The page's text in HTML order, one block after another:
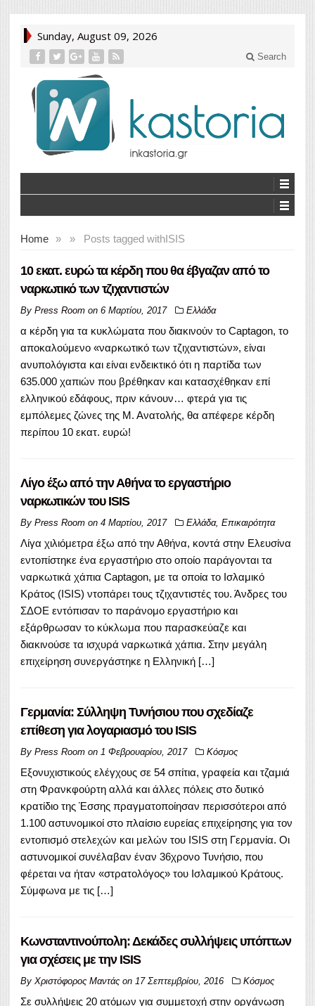
Sunday, August 09, 2026
Search
Home » Posts tagged with
» ISIS
10 εκατ. ευρώ τα κέρδη που θα έβγαζαν από το
ναρκωτικό των τζιχαντιστών
By Press Room on 6 Μαρτίου, 2017 Ελλάδα
α κέρδη για τα κυκλώματα που διακινούν το Captagon, το
αποκαλούμενο «ναρκωτικό των τζιχαντιστών», είναι
ανυπολόγιστα και είναι ενδεικτικό ότι η παρτίδα των
635.000 χαπιών που βρέθηκαν και κατασχέθηκαν επί
ελληνικού εδάφους, πριν κάνουν… φτερά για τις
εμπόλεμες ζώνες της Μ. Ανατολής, θα απέφερε κέρδη
περίπου 10 εκατ. ευρώ!
Λίγο έξω από την Αθήνα το εργαστήριο
ναρκωτικών του ISIS
By Press Room on 4 Μαρτίου, 2017 Ελλάδα, Επικαιρότητα
Λίγα χιλιόμετρα έξω από την Αθήνα, κοντά στην Ελευσίνα
εντοπίστηκε ένα εργαστήριο στο οποίο παράγονται τα
ναρκωτικά χάπια Captagon, με τα οποία το Ισλαμικό
Κράτος (ISIS) ντοπάρει τους τζιχαντιστές του. Άνδρες του
ΣΔΟΕ εντόπισαν το παράνομο εργαστήριο και
εξάρθρωσαν το κύκλωμα που παρασκεύαζε και
διακινούσε τα ισχυρά ναρκωτικά χάπια. Στην μεγάλη
επιχείρηση συνεργάστηκε η Ελληνική […]
Γερμανία: Σύλληψη Τυνήσιου που σχεδίαζε
επίθεση για λογαριασμό του ISIS
By Press Room on 1 Φεβρουαρίου, 2017 Κόσμος
Εξονυχιστικούς ελέγχους σε 54 σπίτια, γραφεία και τζαμιά
στη Φρανκφούρτη αλλά και άλλες πόλεις στο δυτικό
κρατίδιο της Έσσης πραγματοποίησαν περισσότεροι από
1.100 αστυνομικοί στο πλαίσιο ευρείας επιχείρησης για τον
εντοπισμό στελεχών και μελών του ISIS στη Γερμανία. Οι
αστυνομικοί συνέλαβαν έναν 36χρονο Τυνήσιο, που
φέρεται να ήταν «στρατολόγος» του Ισλαμικού Κράτους.
Σύμφωνα με τις […]
Κωνσταντινούπολη: Δεκάδες συλλήψεις υπόπτων
για σχέσεις με την ISIS
By Χριστόφορος Μαντάς on 17 Σεπτεμβρίου, 2016 Κόσμος
Σε συλλήψεις 20 ατόμων για συμμετοχή στην οργάνωση